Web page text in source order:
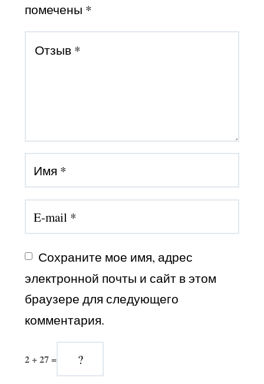
помечены *
Сохраните мое имя, адрес
электронной почты и сайт в этом
браузере для следующего
комментария.
2 + 27 =